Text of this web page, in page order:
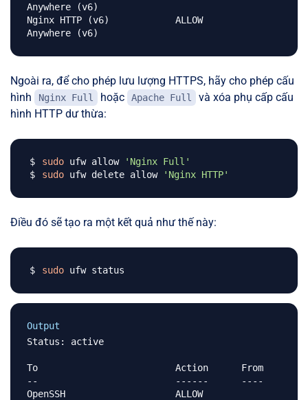
Anywhere (v6)
Nginx HTTP (v6)            ALLOW
Ngoài ra, để cho phép lưu lượng HTTPS, hãy cho phép cấu
hình
Nginx Full hoặc Apache Full
và xóa phụ cấp cấu
hình HTTP dư thừa:
sudo ufw allow
'Nginx Full'
sudo ufw delete allow 'Nginx HTTP'
Điều đó sẽ tạo ra một kết quả như thế này:
sudo
Output
Status: active
To                         Action      From
--                         ------      ----
OpenSSH                    ALLOW